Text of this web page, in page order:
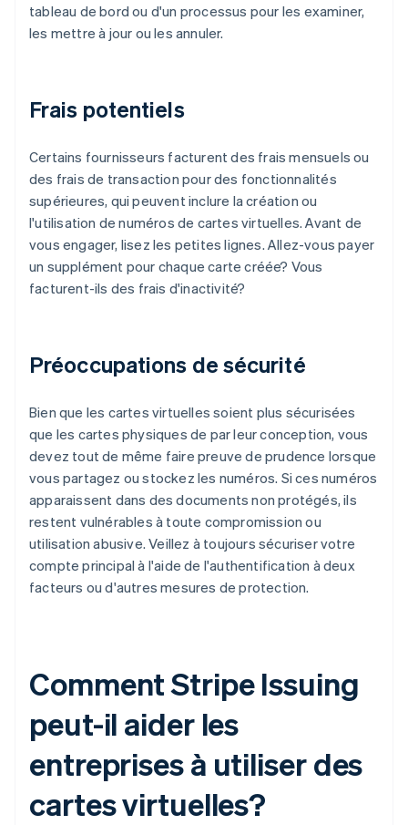
tableau de bord ou d'un processus pour les examiner,
les mettre à jour ou les annuler.
Frais potentiels
Certains fournisseurs facturent des frais mensuels ou
des frais de transaction pour des fonctionnalités
supérieures, qui peuvent inclure la création ou
l'utilisation de numéros de cartes virtuelles. Avant de
vous engager, lisez les petites lignes. Allez-vous payer
un supplément pour chaque carte créée? Vous
facturent-ils des frais d'inactivité?
Préoccupations de sécurité
Bien que les cartes virtuelles soient plus sécurisées
que les cartes physiques de par leur conception, vous
devez tout de même faire preuve de prudence lorsque
vous partagez ou stockez les numéros. Si ces numéros
apparaissent dans des documents non protégés, ils
restent vulnérables à toute compromission ou
utilisation abusive. Veillez à toujours sécuriser votre
compte principal à l'aide de l'authentification à deux
facteurs ou d'autres mesures de protection.
Comment Stripe Issuing
peut-il aider les
entreprises à utiliser des
cartes virtuelles?